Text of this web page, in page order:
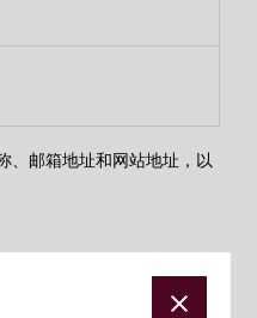
、邮箱地址和网站地址，以